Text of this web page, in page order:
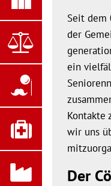
Seit dem
der
ein
Kontakte
wir uns
Der